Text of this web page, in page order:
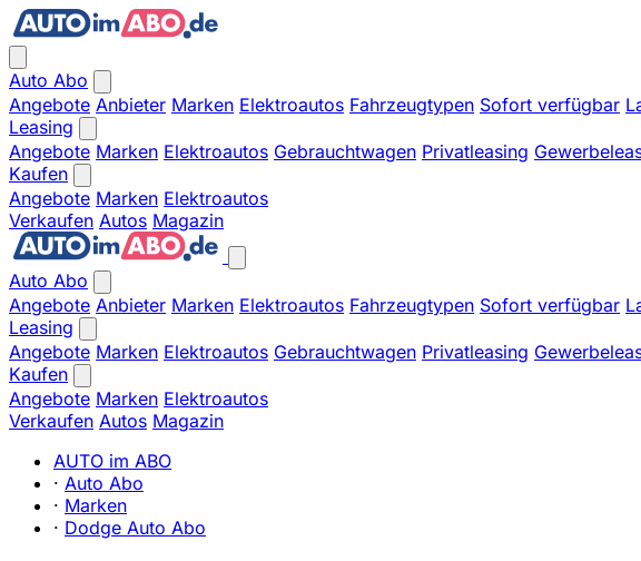
Auto Abo
Angebote Anbieter Marken Elektroautos Fahrzeugtypen Sofort verfügbar
Leasing
Angebote Marken Elektroautos Gebrauchtwagen Privatleasing
Kaufen
Angebote Marken Elektroautos
Verkaufen Autos Magazin
Auto Abo
Angebote Anbieter Marken Elektroautos Fahrzeugtypen Sofort verfügbar
Leasing
Angebote Marken Elektroautos Gebrauchtwagen Privatleasing
Kaufen
Angebote Marken Elektroautos
Verkaufen Autos Magazin
AUTO im ABO
· Auto Abo
· Marken
· Dodge Auto Abo